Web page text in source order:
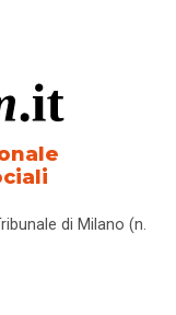
di Milano (n.